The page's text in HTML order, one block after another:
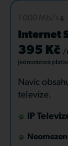
Internet
395 Kč /
Jednorázová
Navíc
televize.
IP